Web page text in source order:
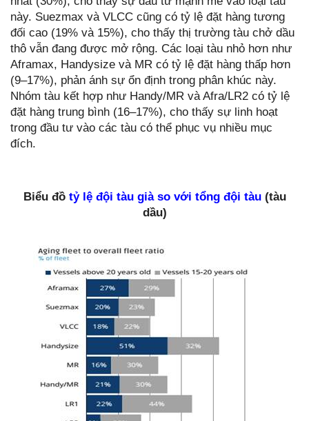
này. Suezmax và VLCC cũng có tỷ lệ đặt hàng tương
đối cao (19% và 15%), cho thấy thị trường tàu chở dầu
thô vẫn đang được mở rộng. Các loại tàu nhỏ hơn như
Aframax, Handysize và MR có tỷ lệ đặt hàng thấp hơn
(9–17%), phản ánh sự ổn định trong phân khúc này.
Nhóm tàu kết hợp như Handy/MR và Afra/LR2 có tỷ lệ
đặt hàng trung bình (16–17%), cho thấy sự linh hoạt
trong đầu tư vào các tàu có thể phục vụ nhiều mục
đích.
Biểu đồ tỷ lệ đội tàu già so với tổng đội tàu(tàu
dầu)